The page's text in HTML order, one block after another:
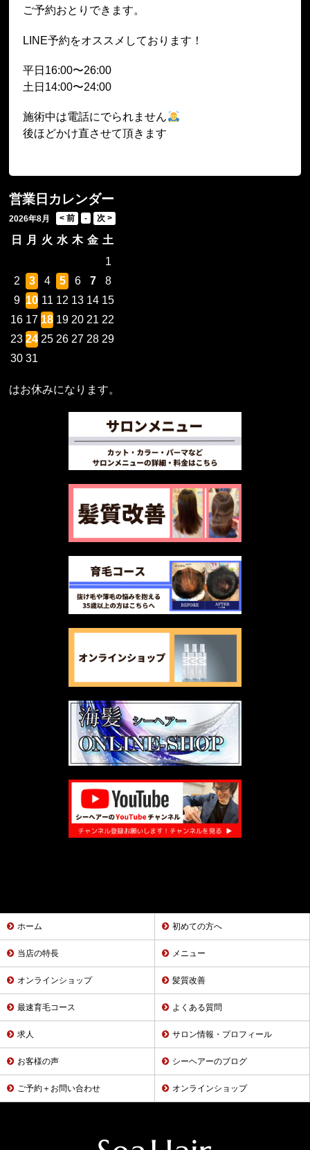
ご予約おとりできます。
LINE予約をオススメしております！
平日16:00〜26:00
土日14:00〜24:00
施術中は電話にでられません
後ほどかけ直させて頂きます
営業日カレンダー
2026年8月
日 月 火 水 木 金 土
1
2
3 4 5 6 7
8
9 10 11 12 13 14 15
16 17 18 19 20 21 22
23 24 25 26 27 28 29
30 31
はお休みになります。
ホーム 初めての方へ
当店の特長 メニュー
オンラインショップ 髪質改善
最速育毛コース よくある質問
求人 サロン情報・プロフィール
お客様の声 シーヘアーのブログ
ご予約＋お問い合わせ オンラインショップ